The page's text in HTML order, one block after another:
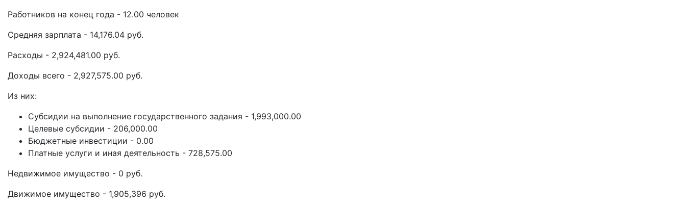
Работников на конец года - 12.00 человек
Средняя зарплата - 14,176.04 руб.
Расходы - 2,924,481.00 руб.
Доходы всего - 2,927,575.00 руб.
Из них:
Субсидии на выполнение государственного задания - 1,993,000.00
Целевые субсидии - 206,000.00
Бюджетные инвестиции - 0.00
Платные услуги и иная деятельность - 728,575.00
Недвижимое имущество - 0 руб.
Движимое имущество - 1,905,396 руб.